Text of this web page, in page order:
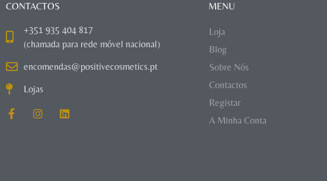
CONTACTOS
+351 935 404 817
(chamada para rede móvel nacional)
encomendas@positivecosmetics.pt
Lojas
MENU
Loja
Blog
Sobre Nós
Contactos
Registar
A Minha Conta